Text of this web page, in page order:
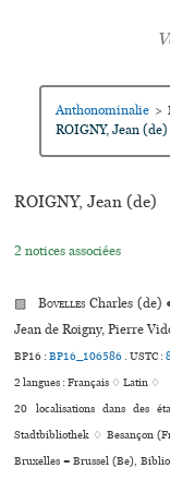
Anthonominalie >
ROIGNY, Jean (de)
ROIGNY, Jean (de)
2 notices associées
▨Bovelles Charles (de)
Jean de Roigny, Pierre
BP16 :BP16_106586.USTC :
2 langues :Français ♢Latin ♢
20 localisations dans des
Stadtbibliothek ♢ Besançon
Bruxelles = Brussel (Be),